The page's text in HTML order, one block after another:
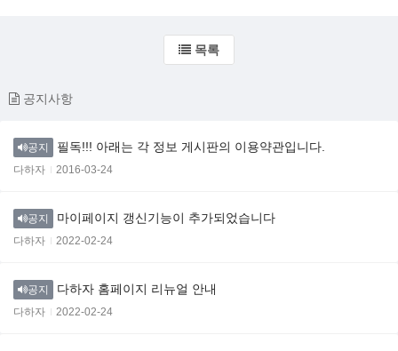
목록
공지사항
공지 필독!!! 아래는 각 정보 게시판의 이용약관입니다.
다하자 2016-03-24
공지 마이페이지 갱신기능이 추가되었습니다
다하자 2022-02-24
공지 다하자 홈페이지 리뉴얼 안내
다하자 2022-02-24